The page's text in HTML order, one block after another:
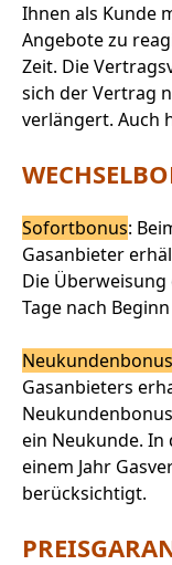
Ihnen als Kunde
Angebote zu
Zeit. Die
sich der Vertrag
verlängert. Auch
Sofortbonus:
Gasanbieter
Die
Tage nach
Gasanbieters
ein Neukunde. In
einem Jahr
berücksichtigt.